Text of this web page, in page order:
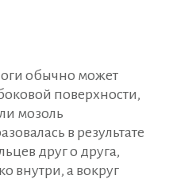
обычно может
поверхности,
мозоль
в результате
друг о друга,
внутри, а вокруг